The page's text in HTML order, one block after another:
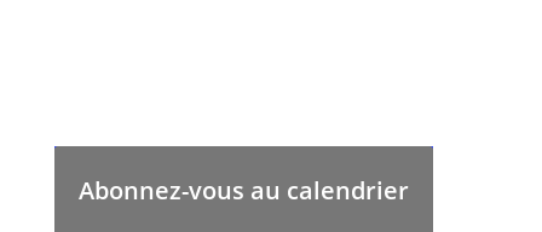
Abonnez-vous au calendrier